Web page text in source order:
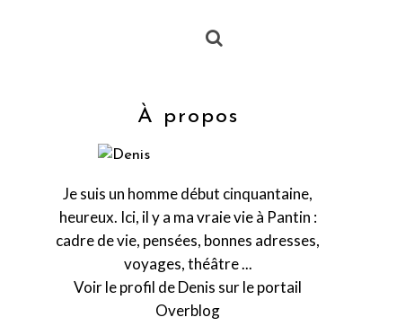
À propos
Je suis un homme début cinquantaine,
heureux. Ici, il y a ma vraie vie à Pantin :
cadre de vie, pensées, bonnes adresses,
voyages, théâtre ...
Voir le profil deDenis sur le portail
Overblog